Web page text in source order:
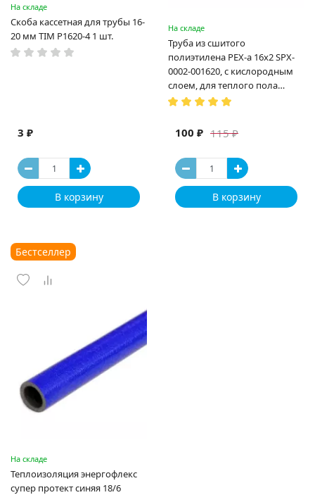
На складе
Скоба кассетная для трубы 16-
20 мм TIM P1620-4 1 шт.
3 ₽
В корзину
На складе
Труба из сшитого
полиэтилена PEX-a 16х2 SPX-
0002-001620, с кислородным
слоем, для теплого пола
(Испания)
115 ₽
100 ₽
В корзину
Бестселлер
На складе
Теплоизоляция энергофлекс
супер протект синяя 18/6